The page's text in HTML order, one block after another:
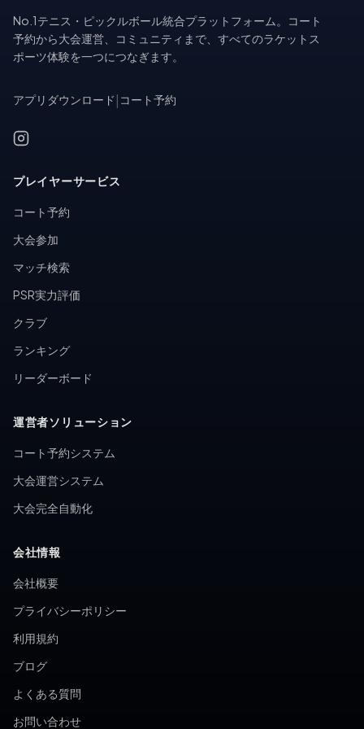
No.1テニス・ピックルボール統合プラットフォーム。コート
予約から大会運営、コミュニティまで、すべてのラケットス
ポーツ体験を一つにつなぎます。
アプリダウンロード コート予約
プレイヤーサービス
コート予約
大会参加
マッチ検索
PSR実力評価
クラブ
ランキング
リーダーボード
運営者ソリューション
コート予約システム
大会運営システム
大会完全自動化
会社情報
会社概要
プライバシーポリシー
利用規約
ブログ
よくある質問
お問い合わせ